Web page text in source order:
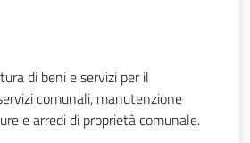
di beni e servizi per il
comunali, manutenzione
e arredi di proprietà comunale.